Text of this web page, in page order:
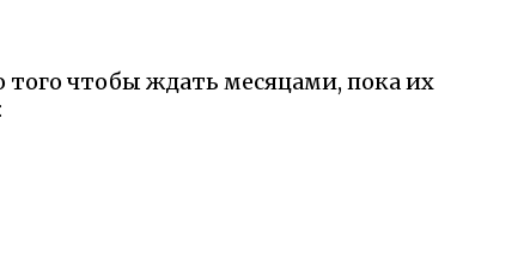
чтобы ждать месяцами, пока их